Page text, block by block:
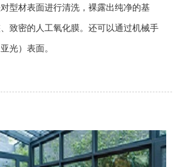
型材表面进行清洗，裸露出纯净的基
致密的人工氧化膜。还可以通过机械手
光）表面。